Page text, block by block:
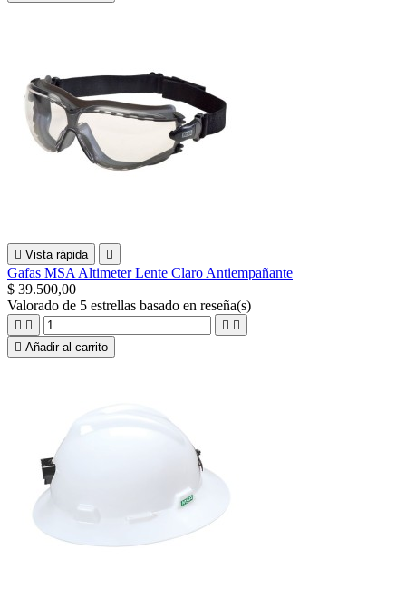
 Vista rápida 
Gafas MSA Altimeter Lente Claro Antiempañante
$ 39.500,00
Valorado de 5 estrellas basado en reseña(s)
   
 Añadir al carrito